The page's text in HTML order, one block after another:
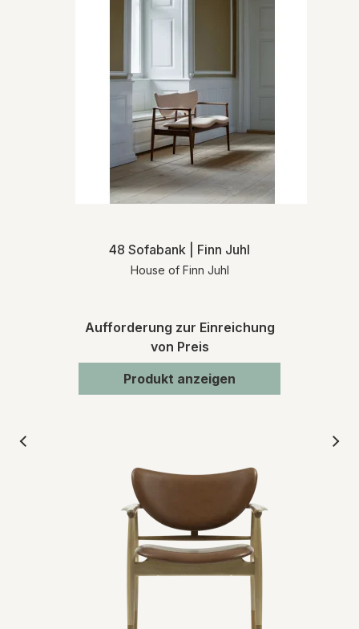
48 Sofabank | Finn Juhl
House of Finn Juhl
Aufforderung zur Einreichung
von Preis
Produkt anzeigen